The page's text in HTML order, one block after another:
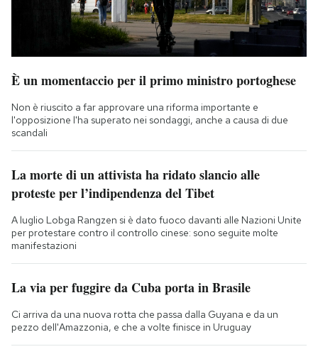
È un momentaccio per il primo ministro portoghese
Non è riuscito a far approvare una riforma importante e
l'opposizione l'ha superato nei sondaggi, anche a causa di due
scandali
La morte di un attivista ha ridato slancio alle
proteste per l’indipendenza del Tibet
A luglio Lobga Rangzen si è dato fuoco davanti alle Nazioni Unite
per protestare contro il controllo cinese: sono seguite molte
manifestazioni
La via per fuggire da Cuba porta in Brasile
Ci arriva da una nuova rotta che passa dalla Guyana e da un
pezzo dell'Amazzonia, e che a volte finisce in Uruguay